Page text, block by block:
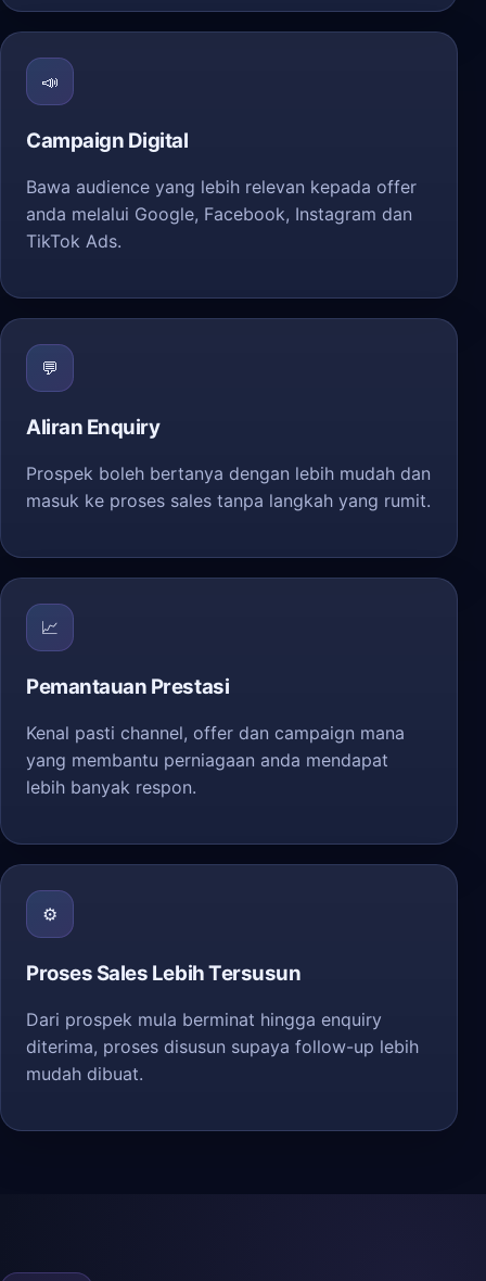
📣
Campaign Digital
Bawa audience yang lebih relevan kepada offer
anda melalui Google, Facebook, Instagram dan
TikTok Ads.
💬
Aliran Enquiry
Prospek boleh bertanya dengan lebih mudah dan
masuk ke proses sales tanpa langkah yang rumit.
📈
Pemantauan Prestasi
Kenal pasti channel, offer dan campaign mana
yang membantu perniagaan anda mendapat
lebih banyak respon.
⚙️
Proses Sales Lebih Tersusun
Dari prospek mula berminat hingga enquiry
diterima, proses disusun supaya follow-up lebih
mudah dibuat.